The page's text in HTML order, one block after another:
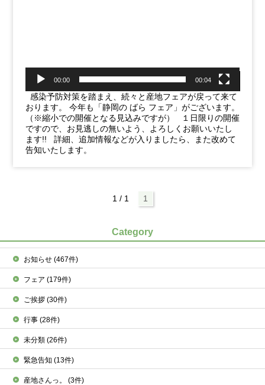
00:00 00:04
感染予防対策を踏まえ、続々と産地フェアが戻って来て
おります。 今年も「静岡の ばら フェア」がございます。
（※縮小での開催となる見込みですが） １日限りの開催
ですので、お見逃しの無いよう、よろしくお願いいたし
ます!! 詳細、追加情報などが入りましたら、また改めて
告知いたします。
1 / 1 1
Category
お知らせ(467件)
フェア(179件)
ご挨拶(30件)
行事(28件)
未分類(26件)
緊急告知(13件)
産地さんっ。(3件)